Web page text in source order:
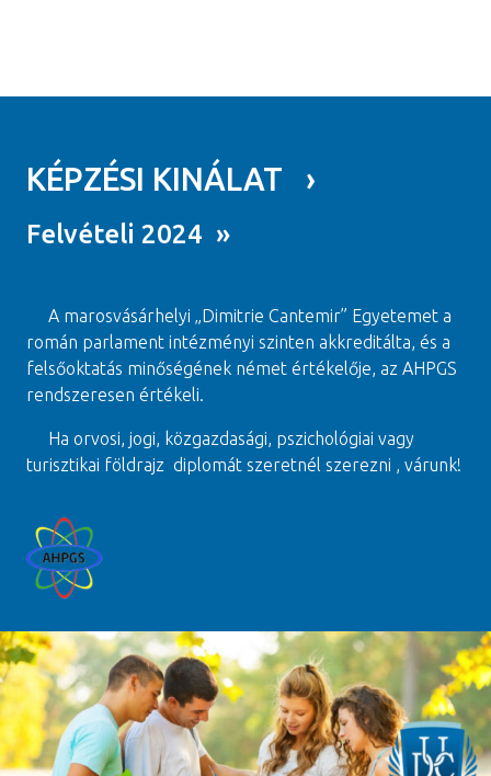
KÉPZÉSI KINÁLAT ›
Felvételi 2024 »
A marosvásárhelyi „Dimitrie Cantemir” Egyetemet a
román parlament intézményi szinten akkreditálta, és a
felsőoktatás minőségének német értékelője, az AHPGS
rendszeresen értékeli.
Ha orvosi, jogi, közgazdasági, pszichológiai vagy
turisztikai földrajz diplomát szeretnél szerezni , várunk!